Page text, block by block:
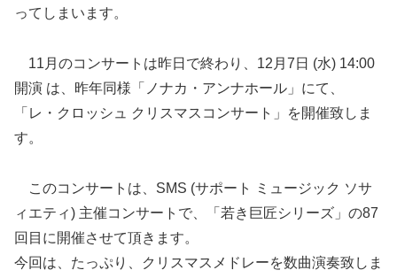
ってしまいます。
11月のコンサートは昨日で終わり、12月7日 (水) 14:00
開演 は、昨年同様「ノナカ・アンナホール」にて、
「レ・クロッシュ クリスマスコンサート」を開催致しま
す。
このコンサートは、SMS (サポート ミュージック ソサ
ィエティ) 主催コンサートで、「若き巨匠シリーズ」の87
回目に開催させて頂きます。
今回は、たっぷり、クリスマスメドレーを数曲演奏致しま